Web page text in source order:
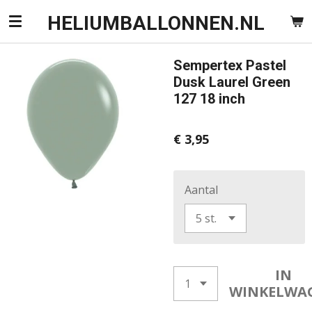
Ga
direct
hoofdinhoud
HELIUMBALLONNEN.NL
Sempertex Pastel
Dusk Laurel Green
127 18 inch
€ 3,95
Aantal
IN